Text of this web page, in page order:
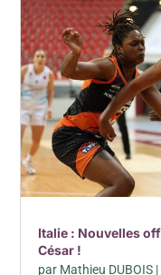
Italie : Nouvelles
César !
par Mathieu DUBOIS |